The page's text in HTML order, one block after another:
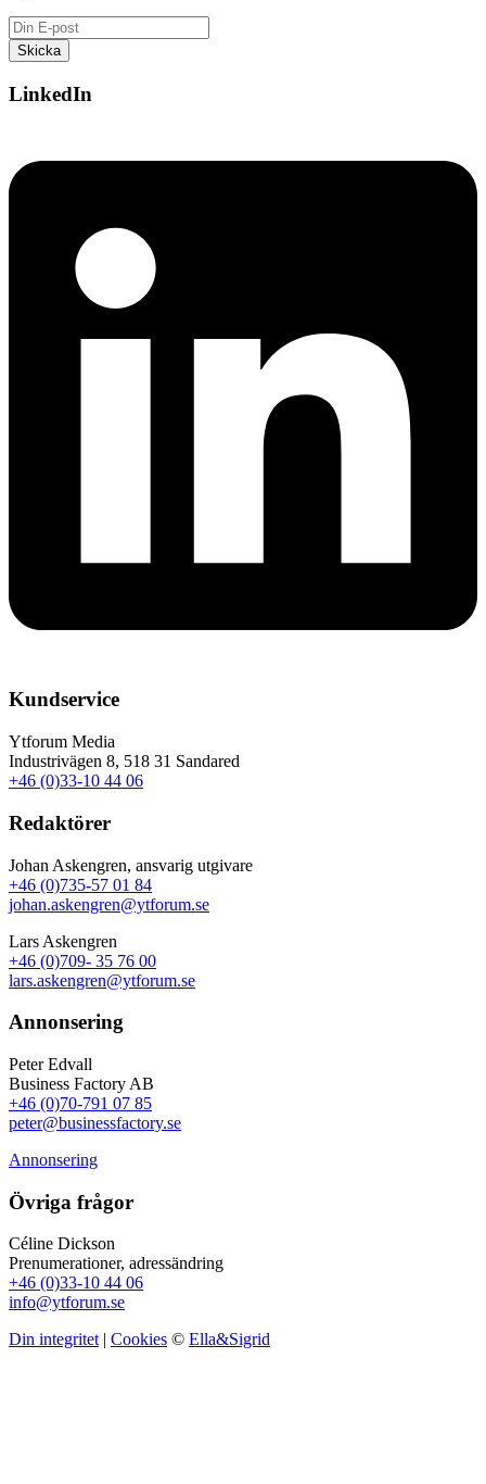
LinkedIn
Kundservice
Ytforum Media
Industrivägen 8, 518 31 Sandared
+46 (0)33-10 44 06
Redaktörer
Johan Askengren, ansvarig utgivare
+46 (0)735-57 01 84
johan.askengren@ytforum.se
Lars Askengren
+46 (0)709- 35 76 00
lars.askengren@ytforum.se
Annonsering
Peter Edvall
Business Factory AB
+46 (0)70-791 07 85
peter@businessfactory.se
Annonsering
Övriga frågor
Céline Dickson
Prenumerationer, adressändring
+46 (0)33-10 44 06
info@ytforum.se
Din integritet | Cookies © Ella&Sigrid